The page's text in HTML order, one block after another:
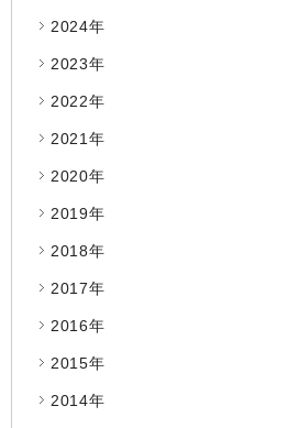
2024年
2023年
2022年
2021年
2020年
2019年
2018年
2017年
2016年
2015年
2014年